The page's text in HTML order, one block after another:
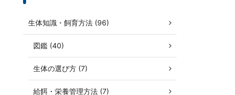
生体知識・飼育方法 (96)
図鑑 (40)
生体の選び方 (7)
給餌・栄養管理方法 (7)